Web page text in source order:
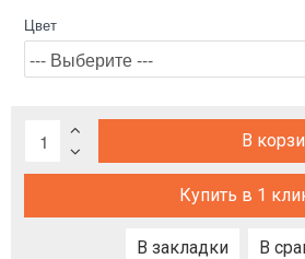
Цвет
В
Купить в 1
В закладки В